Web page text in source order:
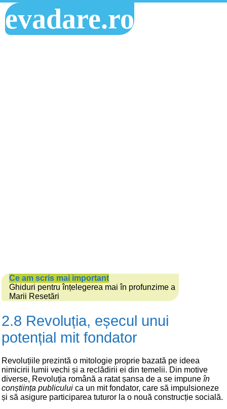
evadare.ro
Ce am scris mai important
Ghiduri pentru înțelegerea mai în profunzime a
Marii Resetări
2.8 Revoluția, eșecul unui
potențial mit fondator
Revoluțiile prezintă o mitologie proprie bazată pe ideea
nimicirii lumii vechi și a reclădirii ei din temelii. Din motive
diverse, Revoluția română a ratat șansa de a se impune în
conștiința publicului ca un mit fondator, care să impulsioneze
și să asigure participarea tuturor la o nouă construcție socială.